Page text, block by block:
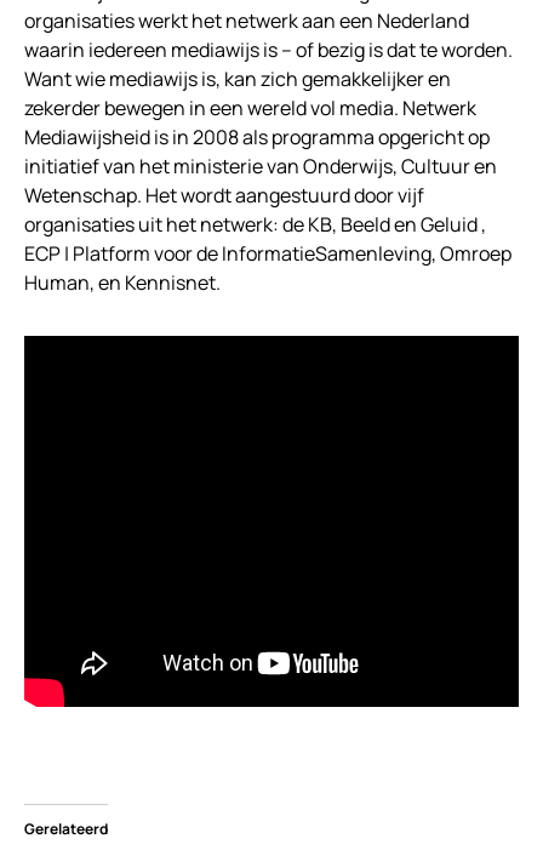
organisaties werkt het netwerk aan een Nederland
waarin iedereen mediawijs is – of bezig is dat te worden.
Want wie mediawijs is, kan zich gemakkelijker en
zekerder bewegen in een wereld vol media. Netwerk
Mediawijsheid is in 2008 als programma opgericht op
initiatief van het ministerie van Onderwijs, Cultuur en
Wetenschap. Het wordt aangestuurd door vijf
organisaties uit het netwerk: de KB, Beeld en Geluid ,
ECP | Platform voor de InformatieSamenleving, Omroep
Human, en Kennisnet.
Gerelateerd